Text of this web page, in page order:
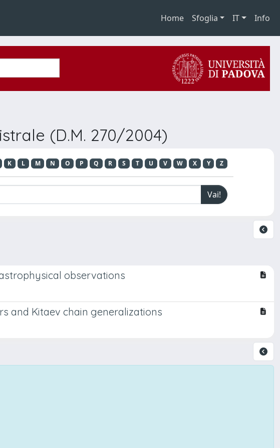
Home Sfoglia IT Info
(D.M. 270/2004)
K L M N O P Q R S T U V W X Y Z
observations
and Kitaev chain generalizations